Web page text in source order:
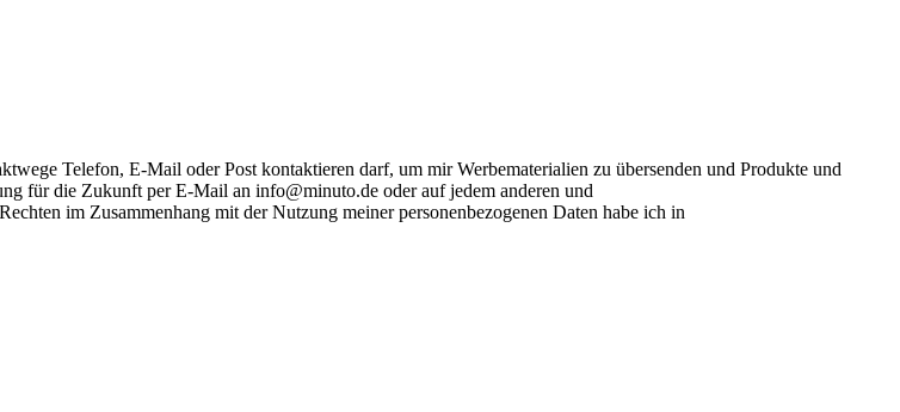
Telefon, E-Mail oder Post kontaktieren darf, um mir Werbematerialien zu übersenden und Produkte und
für die Zukunft per E-Mail an info@minuto.de oder auf jedem anderen und
im Zusammenhang mit der Nutzung meiner personenbezogenen Daten habe ich in